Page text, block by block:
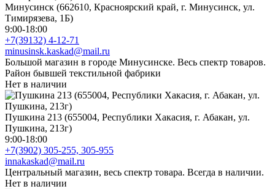
Минусинск (662610, Красноярский край, г. Минусинск, ул.
Тимирязева, 1Б)
9:00-18:00
+7(39132) 4-12-71
minusinsk.kaskad@mail.ru
Большой магазин в городе Минусинске. Весь спектр товаров.
Район бывшей текстильной фабрики
Нет в наличии
Пушкина 213 (655004, Республики Хакасия, г. Абакан, ул.
Пушкина, 213г)
9:00-18:00
+7(3902) 305-255, 305-955
innakaskad@mail.ru
Центральный магазин, весь спектр товара. Всегда в наличии.
Нет в наличии